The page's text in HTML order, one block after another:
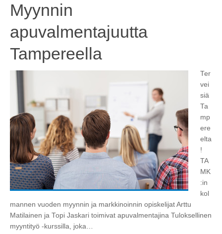
Myynnin
apuvalmentajuutta
Tampereella
Ter
vei
siä
Ta
mp
ere
elta
!
TA
MK
:in
kol
mannen vuoden myynnin ja markkinoinnin opiskelijat Arttu
Matilainen ja Topi Jaskari toimivat apuvalmentajina Tuloksellinen
myyntityö -kurssilla, joka…